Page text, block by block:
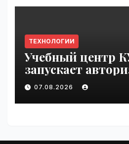
ТЕХНОЛОГИИ
Учебный центр
запускает
курс по
Migrate#guest |
07.08.2026